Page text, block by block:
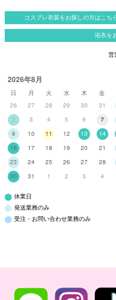
コスプレ衣装をお探しの方はこち
浴衣を
営
2026年8月
日 月 火 水 木 金
26
27 28 29 30 31
2
3 4 5 6 7
9
10 11 12 13 14
16
17 18 19 20 21
23
24 25 26 27 28
30
31 1 2 3 4
休業日
発送業務のみ
受注・お問い合わせ業務のみ